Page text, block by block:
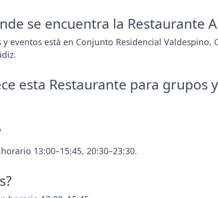
se encuentra la Restaurante
eventos está en Conjunto Residencial Valdespino,
esta Restaurante para grupos
13:00–15:45, 20:30–23:30.